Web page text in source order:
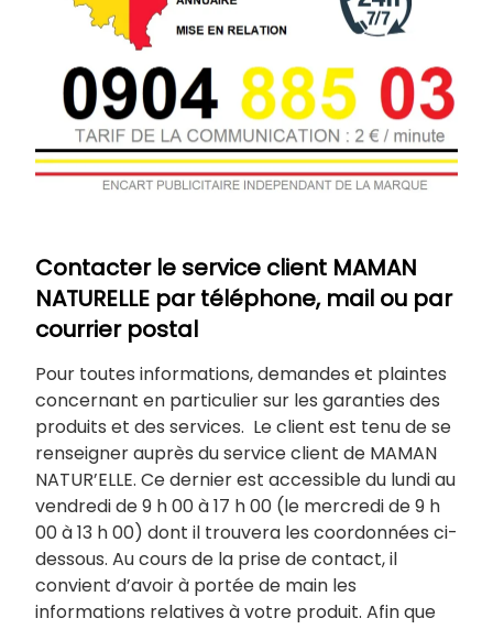
Contacter le service client MAMAN
NATURELLE par téléphone, mail ou par
courrier postal
Pour toutes informations, demandes et plaintes
concernant en particulier sur les garanties des
produits et des services. Le client est tenu de se
renseigner auprès du service client de MAMAN
NATUR’ELLE. Ce dernier est accessible du lundi au
vendredi de 9 h 00 à 17 h 00 (le mercredi de 9 h
00 à 13 h 00) dont il trouvera les coordonnées ci-
dessous. Au cours de la prise de contact, il
convient d’avoir à portée de main les
informations relatives à votre produit. Afin que